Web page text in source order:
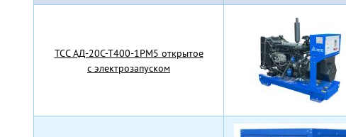
TCC АД-20С-Т400-1РМ5 открытое
с электрозапуском